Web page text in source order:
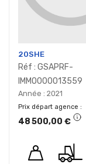
20SHE
Réf : GSAPRF-
IMMO000013559
Année : 2021
Prix départ agence
48 500,00 €